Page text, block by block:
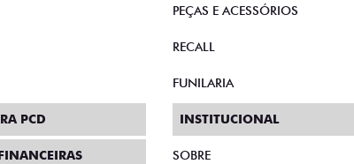
PCD
PEÇAS E ACESSÓRIOS
RECALL
FUNILARIA
INSTITUCIONAL
SOBRE